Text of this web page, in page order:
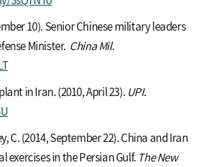
10). Senior Chinese military leaders
Minister. China Mil.
in Iran. (2010, April 23). UPI.
C. (2014, September 22). China and Iran
in the Persian Gulf. TheNew